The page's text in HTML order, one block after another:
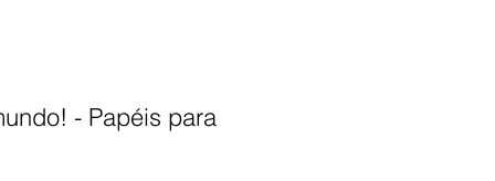
- Papéis para